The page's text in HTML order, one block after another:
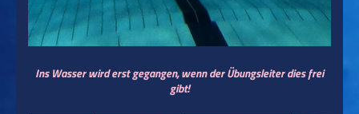
Ins Wasser wird erst gegangen, wenn der Übungsleiter dies frei
gibt!